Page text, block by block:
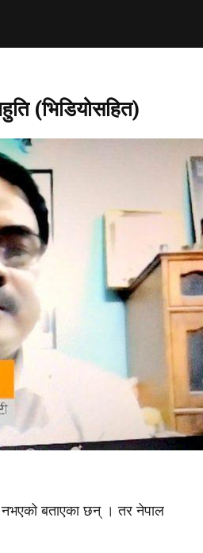
(भिडियोसहित)
नभएको बताएका छन् । तर नेपाल